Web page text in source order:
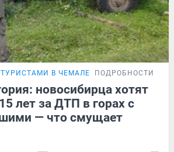
В ЧЕМАЛЕ ПОДРОБНОСТИ
новосибирца хотят
лет за ДТП в горах с
— что смущает